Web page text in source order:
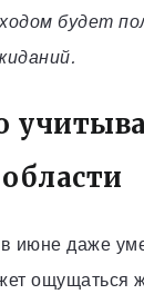
будет
июне даже
ощущаться